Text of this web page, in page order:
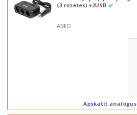
(3 rozetes) +2USB
AMIO
Apskatīt analogus